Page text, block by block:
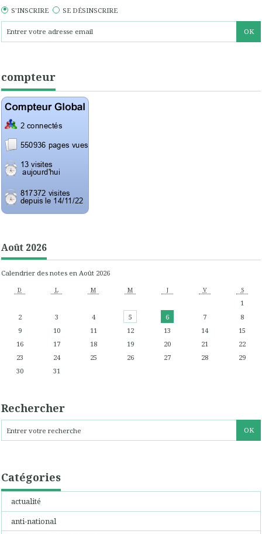
S'INSCRIRE SE DÉSINSCRIRE
compteur
Août 2026
Calendrier des notes en Août 2026
D L M M J V S
1
2
3 4 5 6 7
8
9
10 11 12 13 14
15
16
17 18 19 20 21
22
23
24 25 26 27 28
29
30
31
Rechercher
Catégories
actualité
anti-national